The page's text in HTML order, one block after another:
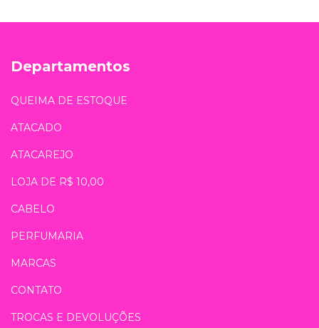
Departamentos
QUEIMA DE ESTOQUE
ATACADO
ATACAREJO
LOJA DE R$ 10,00
CABELO
PERFUMARIA
MARCAS
CONTATO
TROCAS E DEVOLUÇÕES